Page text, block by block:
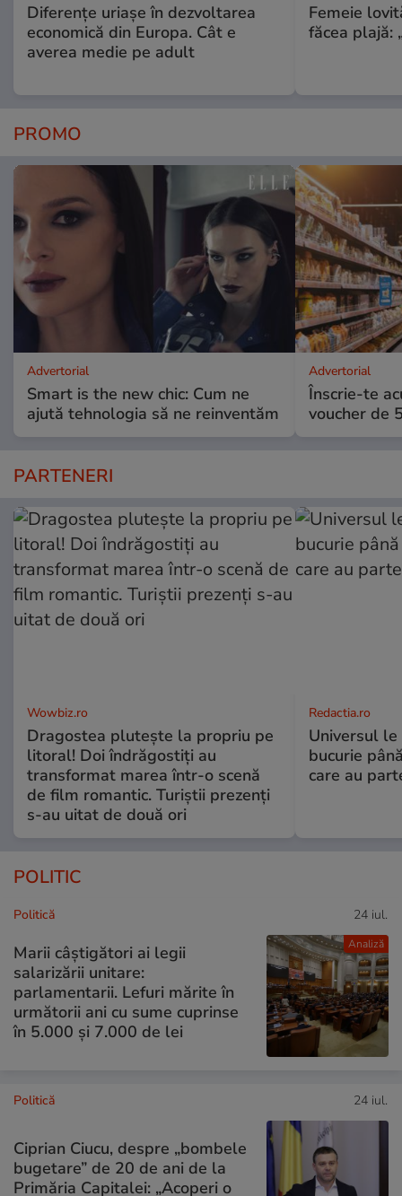
Diferențe uriașe în dezvoltarea
economică din Europa. Cât e
averea medie pe adult
Femeie
făcea plajă:
PROMO
Advertorial
Smart is the new chic: Cum ne
ajută tehnologia să ne reinventăm
Advertorial
Înscrie-te
voucher de
PARTENERI
Wowbiz.ro
Dragostea plutește la propriu pe
litoral! Doi îndrăgostiți au
transformat marea într-o scenă
de film romantic. Turiștii prezenți
s-au uitat de două ori
Redactia.ro
Universul
bucurie
care au
POLITIC
Analiză
Politică 24 iul.
Marii câștigători ai legii
salarizării unitare:
parlamentarii. Lefuri mărite în
următorii ani cu sume cuprinse
în 5.000 și 7.000 de lei
Politică 24 iul.
Ciprian Ciucu, despre „bombele
bugetare” de 20 de ani de la
Primăria Capitalei: „Acoperi o